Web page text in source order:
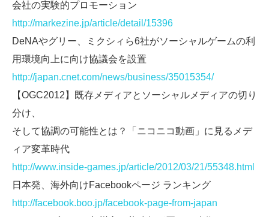
会社の実験的プロモーション
http://markezine.jp/article/detail/15396
DeNAやグリー、ミクシィら6社がソーシャルゲームの利
用環境向上に向け協議会を設置
http://japan.cnet.com/news/business/35015354/
【OGC2012】既存メディアとソーシャルメディアの切り
分け、
そして協調の可能性とは？「ニコニコ動画」に見るメデ
ィア変革時代
http://www.inside-games.jp/article/2012/03/21/55348.html
日本発、海外向けFacebookページ ランキング
http://facebook.boo.jp/facebook-page-from-japan